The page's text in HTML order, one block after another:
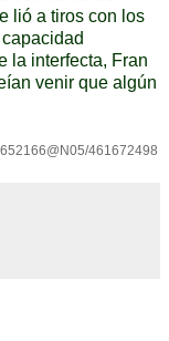
lió a tiros con los
la interfecta, Fran
venir que algún
461672498